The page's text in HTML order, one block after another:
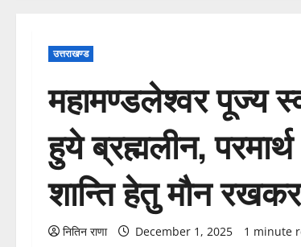
उत्तराखण्ड
महामण्डलेश्वर पूज्य
हुये ब्रह्मलीन,
शान्ति हेतु मौन
नितिन राणा December 1, 2025 1 minute